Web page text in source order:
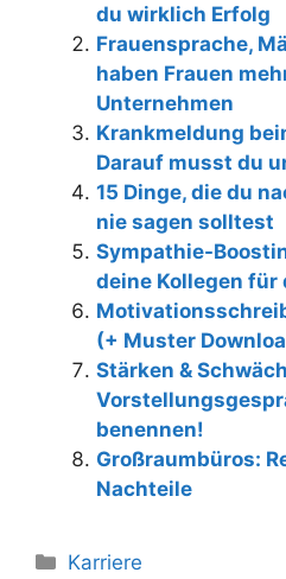
du wirklich Erfolg
Frauensprache,
haben Frauen
Unternehmen
Krankmeldung
Darauf musst du
15 Dinge, die du
nie sagen solltest
Sympathie-
deine Kollegen für
(+ Muster
Stärken &
benennen!
Großraumbüros:
Nachteile
Kategorien
Karriere